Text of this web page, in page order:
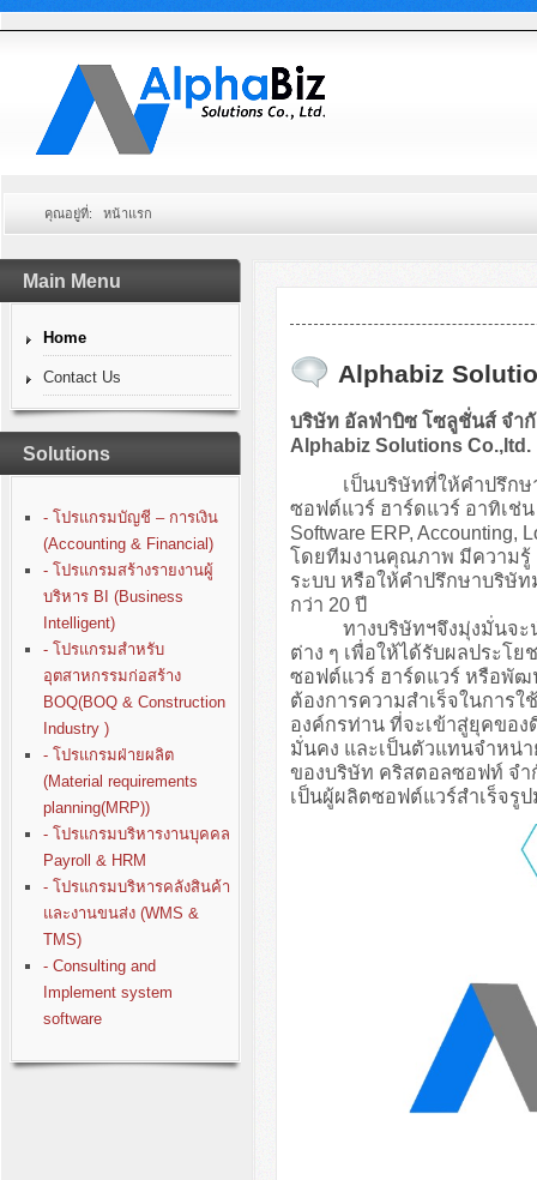
คุณอยู่ที่: หน้าแรก
Main Menu
Home
Contact Us
Solutions
- โปรแกรมบัญชี – การเงิน
(Accounting & Financial)
- โปรแกรมสร้างรายงานผู้
บริหาร BI (Business
Intelligent)
- โปรแกรมสำหรับ
อุตสาหกรรมก่อสร้าง
BOQ(BOQ & Construction
Industry )
- โปรแกรมฝ่ายผลิต
(Material requirements
planning(MRP))
- โปรแกรมบริหารงานบุคคล
Payroll & HRM
- โปรแกรมบริหารคลังสินค้า
และงานขนส่ง (WMS &
TMS)
- Consulting and
Implement system
software
Alphabiz
บริษัท อัลฟ่าบิซ โซลูชั่นส์ จำ
Alphabiz Solutions Co.,ltd.
เป็นบริษัทที่ให้คำปรึกษา
ซอฟต์แวร์ ฮาร์ดแวร์ อาทิเช่
Software ERP,
โดยทีมงานคุณภาพ มีความรู้
ระบบ หรือให้คำปรึกษาบริษั
กว่า 20 ปี
ทางบริษัทฯจึงมุ่งมั่นจะน
ต่าง ๆ เพื่อให้ได้รับผลประโย
ซอฟต์แวร์ ฮาร์ดแวร์ หรือพัฒ
ต้องการความสำเร็จในการ
องค์กรท่าน ที่จะเข้าสู่ยุคขอ
มั่นคง และเป็นตัวแทนจำหน่
ของบริษัท คริสตอลซอฟท์ จำ
เป็นผู้ผลิตซอฟต์แวร์สำเร็จรู